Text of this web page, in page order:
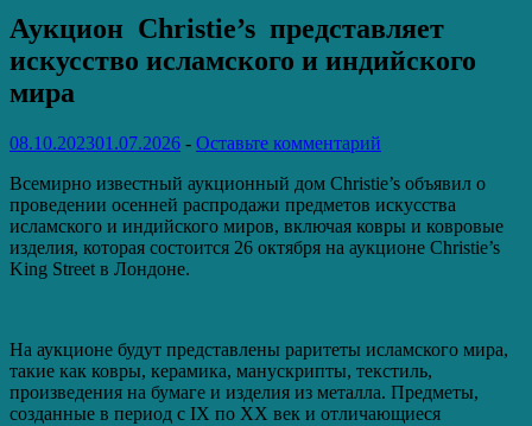
Аукцион Christie’s представляет
искусство исламского и индийского
мира
08.10.202301.07.2026 - Оставьте комментарий
Всемирно известный аукционный дом Christie’s объявил о
проведении осенней распродажи предметов искусства
исламского и индийского миров, включая ковры и ковровые
изделия, которая состоится 26 октября на аукционе Christie’s
King Street в Лондоне.
На аукционе будут представлены раритеты исламского мира,
такие как ковры, керамика, манускрипты, текстиль,
произведения на бумаге и изделия из металла. Предметы,
созданные в период с IX по XX век и отличающиеся